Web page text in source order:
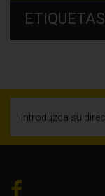
ETIQUETAS